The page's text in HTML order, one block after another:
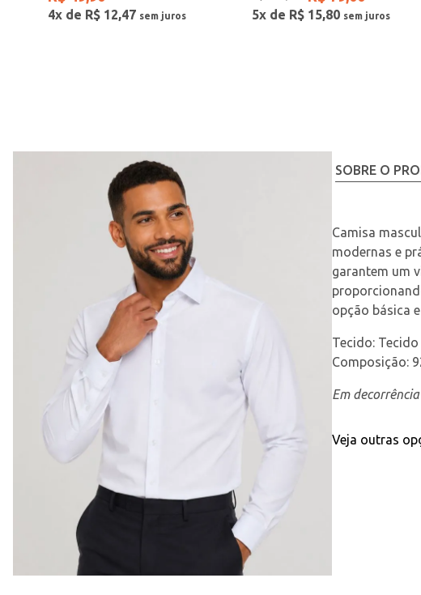
4x de R$ 12,47 5x de R$ 15,80
SOBRE O
Camisa
modernas e
garantem um
opção básica
Tecido: Tecido
Composição:
Em
Veja outras